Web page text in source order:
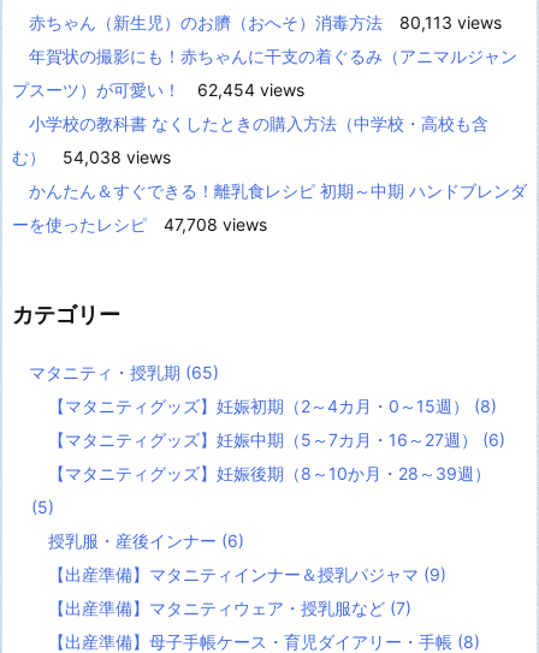
赤ちゃん（新生児）のお臍（おへそ）消毒方法
80,113 views
年賀状の撮影にも！赤ちゃんに干支の着ぐるみ（アニマルジャン
プスーツ）が可愛い！
62,454 views
小学校の教科書 なくしたときの購入方法（中学校・高校も含
む）
54,038 views
かんたん＆すぐできる！離乳食レシピ 初期～中期 ハンドブレンダ
ーを使ったレシピ
47,708 views
カテゴリー
マタニティ・授乳期 (65)
【マタニティグッズ】妊娠初期（2～4カ月・0～15週） (8)
【マタニティグッズ】妊娠中期（5～7カ月・16～27週） (6)
【マタニティグッズ】妊娠後期（8～10か月・28～39週）
(5)
授乳服・産後インナー (6)
【出産準備】マタニティインナー＆授乳パジャマ (9)
【出産準備】マタニティウェア・授乳服など (7)
【出産準備】母子手帳ケース・育児ダイアリー・手帳 (8)